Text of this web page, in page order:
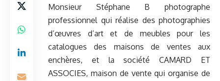
Monsieur Stéphane B photographe
professionnel qui réalise des photographies
d’œuvres d’art et de meubles pour les
catalogues des maisons de ventes aux
enchères, et la société CAMARD ET
ASSOCIES, maison de vente qui organise de